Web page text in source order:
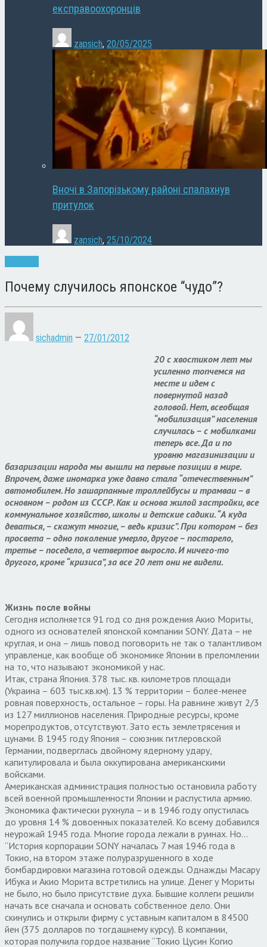
експравоохоронців
zapsich, 20/05/2025
Вночі в Запорізькому районі спалахнув
притулок
zapsich, 25/10/2024
Почему случилось японское “чудо”?
sichadmin — 27/01/2012
20 с хвостиком лет мы
усиленно топчемся на
месте и идем с
повернутой назад
головой. Нет, всеобщая
“мобилизация” населения
случилась – с мобилками
теперь все. Да и по
уровню магазинизации и
базаризации народа мы вышли на первые позиции в мире.
Впрочем, даже иномарка уже давно стала “отечественным”
автомобилем. Но зашарпанные троллейбусы и трамваи – в
основном – родом из СССР. Как и основа жилой застройки, все
коммунальное хозяйство, школы и детские садики. “А куда
деваться, – скажут многие, – ведь кризис”. При котором – без
просвета – одно поколение умерло, другое – постарело,
третье – поседело, а четвертое выросло. И ничего-то
другого, кроме “кризиса”, за все 20 лет они не видели.
Жизнь после войны
Сегодня исполняется 91 год со дня рождения Акио Мориты,
одного из основателей японской компании SONY. Дата – не
круглая, и она – лишь повод поговорить не так о талантливом
управленце, как вообще об экономике Японии в преломлении
на то, что называют экономикой у нас.
Итак, страна Япония. 378 тыс. кв. километров площади
(Украина – 603 тыс.кв.км). 13 % территории – более-менее
ровная поверхность, остальное – горы. На равнине живут 2/3
из 127 миллионов населения. Природные ресурсы, кроме
морепродуктов, отсутствуют. Зато есть землетрясения и
цунами. В 1945 году Япония – союзник гитлеровской
Германии, подверглась двойному ядерному удару,
капитулировала и была оккупирована американскими
войсками.
Американская администрация полностью остановила работу
всей военной промышленности Японии и распустила армию.
Экономика фактически рухнула – и в 1946 году опустилась
до уровня 14 % довоенных показателей. Ко всему добавился
неурожай 1945 года. Многие города лежали в руинах. Но…
“История корпорации SONY началась 7 мая 1946 года в
Токио, на втором этаже полуразрушенного в ходе
бомбардировки магазина готовой одежды. Однажды Масару
Ибука и Акио Морита встретились на улице. Денег у Мориты
не было, но было присутствие духа. Бывшие коллеги решили
начать все сначала и основать собственное дело. Они
скинулись и открыли фирму с уставным капиталом в 84500
йен (375 долларов по тогдашнему курсу). В компании,
которая получила гордое название “Токио Цусин Когио